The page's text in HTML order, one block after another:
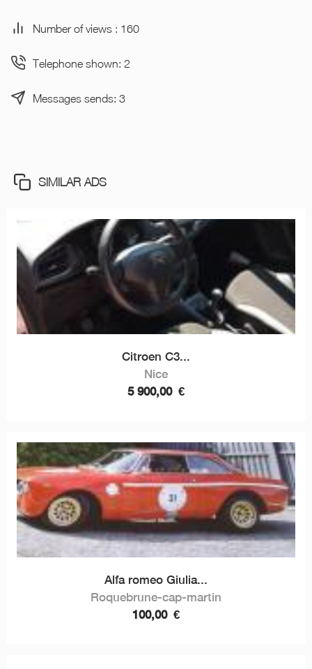
Number of views : 160
Telephone shown: 2
Messages sends: 3
SIMILAR ADS
Citroen C3...
Nice
5 900,00 €
Alfa romeo Giulia...
Roquebrune-cap-martin
100,00 €